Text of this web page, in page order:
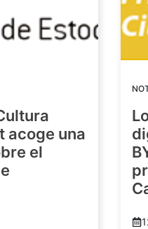
acoge una
el